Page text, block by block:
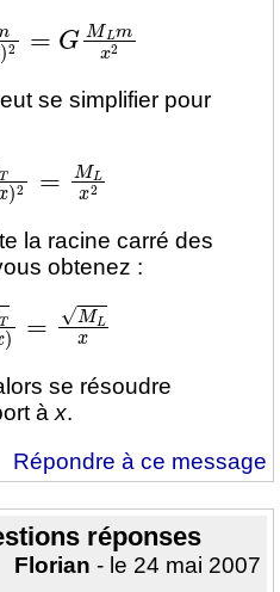
x)2=GM
se simplifier pour
d 2=M
la racine carré des
obtenez :
d =ML
se résoudre
à x.
Répondre à ce message
réponses
Florian - le 24 mai 2007